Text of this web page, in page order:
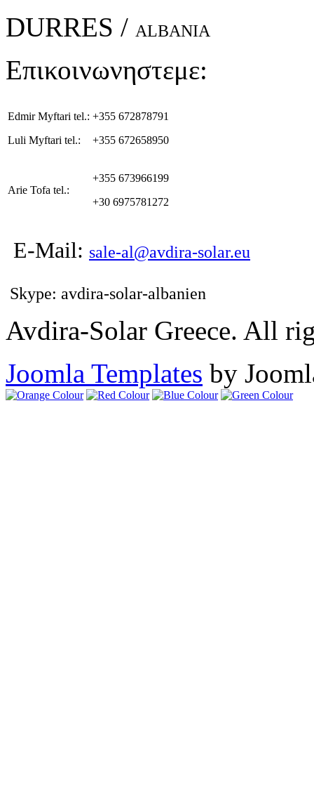
DURRES / ALBANIA
Επικοινωνηστεμε:
Edmir Myftari tel.:
Luli Myftari tel.:
+355 672878791
+355 672658950
Arie Tofa tel.:
+355 673966199
+30 6975781272
E-Mail: sale-al@avdira-solar.eu
Skype: avdira-solar-albanien
Avdira-Solar Greece. All
Joomla Templates by